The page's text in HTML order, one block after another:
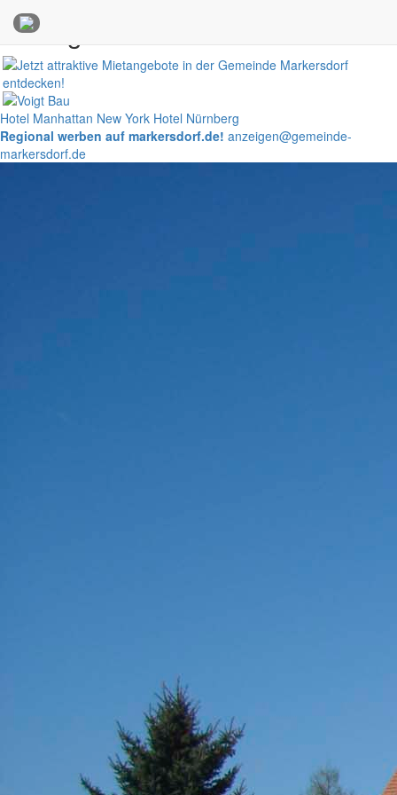
Anzeigen
Hotel Manhattan New York Hotel Nürnberg
Regional werben auf markersdorf.de! anzeigen@gemeinde-
markersdorf.de